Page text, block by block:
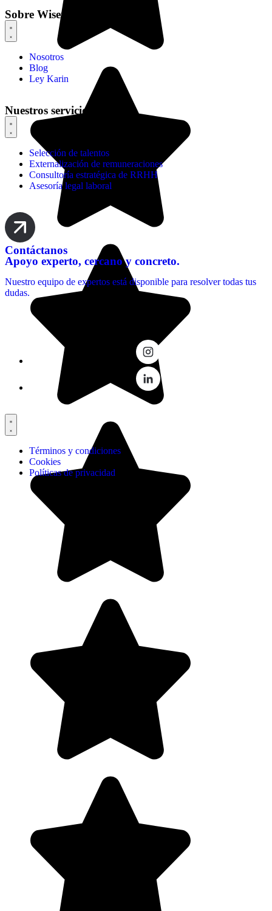
Sobre Wiseplan
Nosotros
Blog
Ley Karin
Nuestros servicios
Selección de talentos
Externalización de remuneraciones
Consultoría estratégica de RRHH
Asesoría legal laboral
Contáctanos
Apoyo experto, cercano y concreto.
Nuestro equipo de expertos está disponible para resolver todas tus
dudas.
Términos y condiciones
Cookies
Políticas de privacidad